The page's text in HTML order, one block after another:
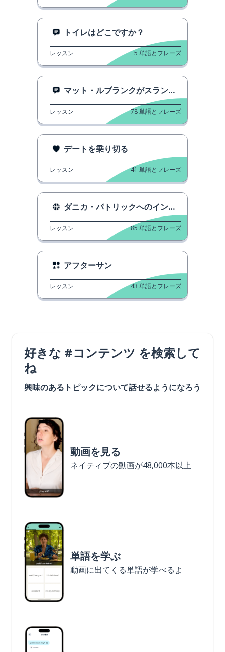
トイレはどこですか？
レッスン 5 単語とフレーズ
マット・ルブランクがスラングを教えてくれる
レッスン 78単語とフレーズ
デートを乗り切る
レッスン 41 単語とフレーズ
ダニカ・パトリックへのインタビュー
レッスン 85 単語とフレーズ
アフターサン
レッスン 43 単語とフレーズ
好きな #コンテンツ を検索して
ね
興味のあるトピックについて話せるようになろう
動画を見る
ネイティブの動画が48,000本以上
単語を学ぶ
動画に出てくる単語が学べるよ